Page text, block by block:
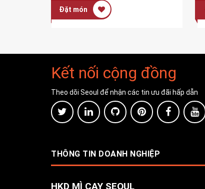
Đặt món
Kết nối cộng đồng
Theo dõi Seoul để nhận các tin ưu đãi hấp dẫn
THÔNG TIN DOANH NGHIỆP
HKD MÌ CAY SEOUL